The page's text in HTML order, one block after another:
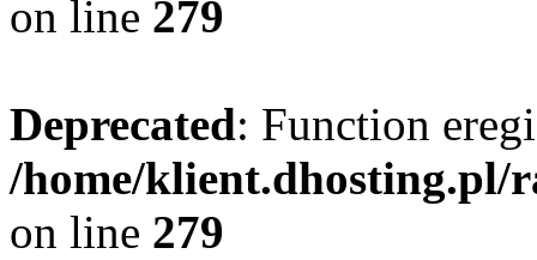
on line 279
Deprecated: Function
/home/klient.dhosting.pl/
on line 279